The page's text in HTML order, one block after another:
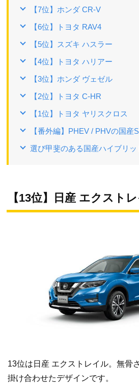
【7位】ホンダ CR-V
【6位】トヨタ RAV4
【5位】スズキ ハスラー
【4位】トヨタ ハリアー
【3位】ホンダ ヴェゼル
【2位】トヨタ C-HR
【1位】トヨタ ヤリスクロス
【番外編】PHEV / PHVの国産
選び甲斐のある国産ハイブリッ
【13位】日産 エクスト
13位は日産 エクストレイル。無骨
掛け合わせたデザインです。